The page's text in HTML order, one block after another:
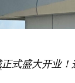
正式盛大开业